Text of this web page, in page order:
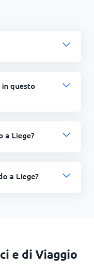
questo
a Liege?
a Liege?
e di Viaggio